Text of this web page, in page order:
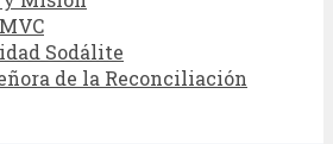
Sodálite
de la Reconciliación